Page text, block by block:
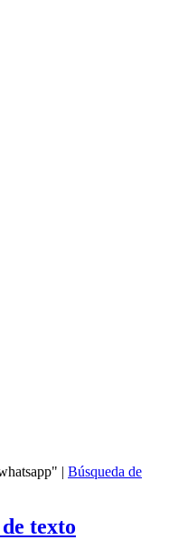
| Búsqueda de
texto